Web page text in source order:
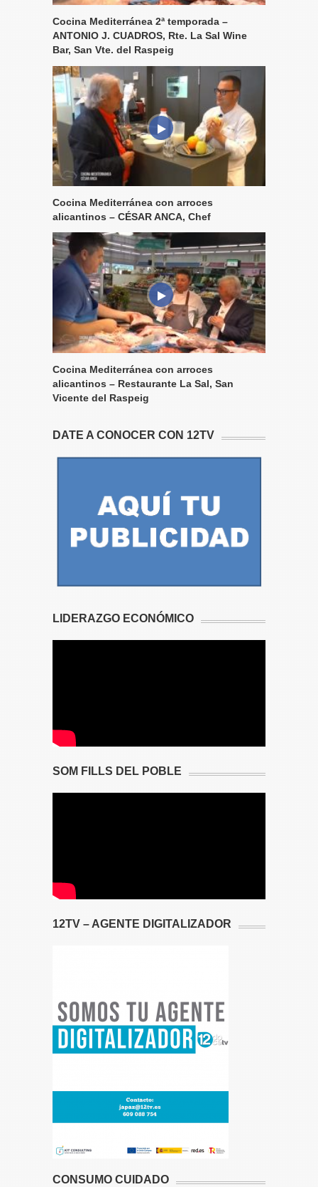
Cocina Mediterránea 2ª temporada –
ANTONIO J. CUADROS, Rte. La Sal Wine
Bar, San Vte. del Raspeig
Cocina Mediterránea con arroces
alicantinos – CÉSAR ANCA, Chef
Cocina Mediterránea con arroces
alicantinos – Restaurante La Sal, San
Vicente del Raspeig
DATE A CONOCER CON 12TV
LIDERAZGO ECONÓMICO
SOM FILLS DEL POBLE
12TV – AGENTE DIGITALIZADOR
CONSUMO CUIDADO